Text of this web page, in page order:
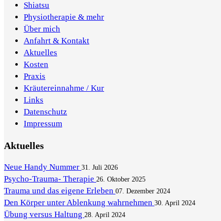
Shiatsu
Physiotherapie & mehr
Über mich
Anfahrt & Kontakt
Aktuelles
Kosten
Praxis
Kräutereinnahme / Kur
Links
Datenschutz
Impressum
Aktuelles
Neue Handy Nummer 31. Juli 2026
Psycho-Trauma- Therapie 26. Oktober 2025
Trauma und das eigene Erleben 07. Dezember 2024
Den Körper unter Ablenkung wahrnehmen 30. April 2024
Übung versus Haltung 28. April 2024